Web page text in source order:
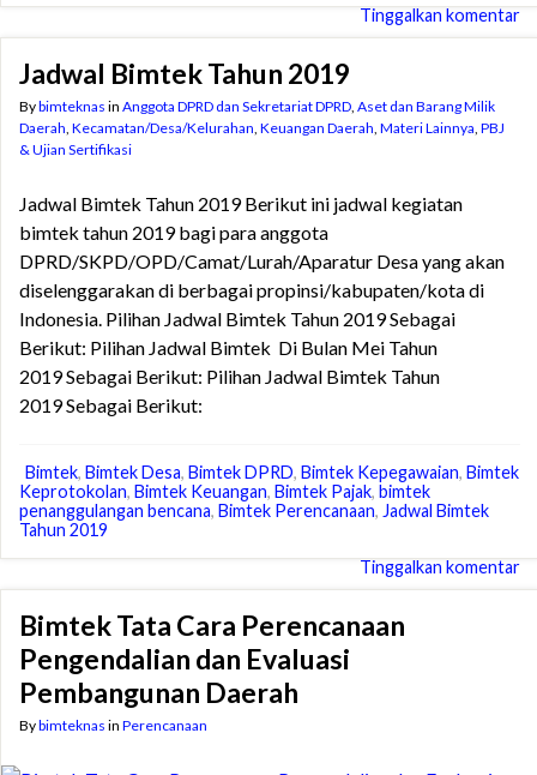
Tinggalkan komentar
Jadwal Bimtek Tahun 2019
Bybimteknas in Anggota DPRD dan Sekretariat DPRD Aset dan Barang Milik
Daerah Kecamatan/Desa/Kelurahan Keuangan Daerah Materi Lainnya PBJ
& Ujian Sertifikasi
Jadwal Bimtek Tahun 2019 Berikut ini jadwal kegiatan
bimtek tahun 2019 bagi para anggota
DPRD/SKPD/OPD/Camat/Lurah/Aparatur Desa yang akan
diselenggarakan di berbagai propinsi/kabupaten/kota di
Indonesia. Pilihan Jadwal Bimtek Tahun 2019 Sebagai
Berikut: Pilihan Jadwal Bimtek Di Bulan Mei Tahun
2019 Sebagai Berikut: Pilihan Jadwal Bimtek Tahun
2019 Sebagai Berikut:
Bimtek, Bimtek Desa, Bimtek DPRD, Bimtek Kepegawaian, Bimtek
Keprotokolan, Bimtek Keuangan, Bimtek Pajak, bimtek
penanggulangan bencana, Bimtek Perencanaan, Jadwal Bimtek
Tahun 2019
Tinggalkan komentar
Bimtek Tata Cara Perencanaan
Pengendalian dan Evaluasi
Pembangunan Daerah
Bybimteknas in Perencanaan